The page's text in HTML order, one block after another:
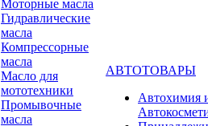
Моторные масла
Гидравлические
масла
Компрессорные
масла
Масло для
мототехники
Промывочные
масла
АВТОТОВАРЫ
Автохимия